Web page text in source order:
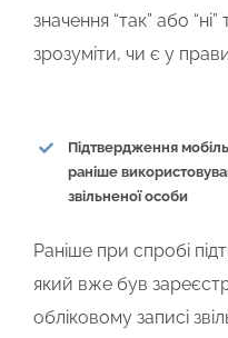
значення “так” або
зрозуміти, чи є у
Підтвердження
раніше
звільненої особи
Раніше при спробі
який вже був
обліковому записі